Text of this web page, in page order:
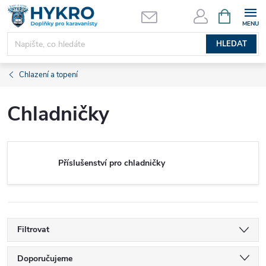
Přejít
obsah
HLEDAT
NÁKUPNÍ
KOŠÍK
Chlazení a topení
Chladničky
Příslušenství pro chladničky
Filtrovat
Doporučujeme